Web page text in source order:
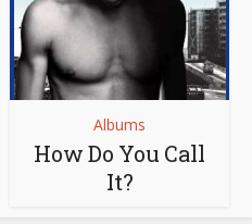
Albums
How Do You Call
It?